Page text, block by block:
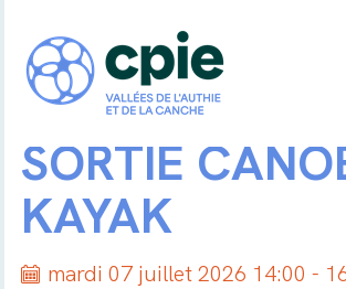
SORTIE
KAYAK
mardi 07 juillet 2026 14:00 -